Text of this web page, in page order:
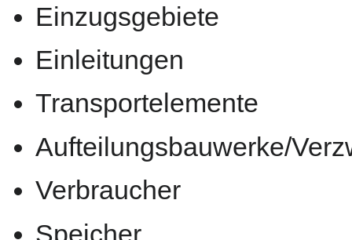
Einzugsgebiete
Einleitungen
Transportelemente
Aufteilungsbauwerke/
Verbraucher
Speicher